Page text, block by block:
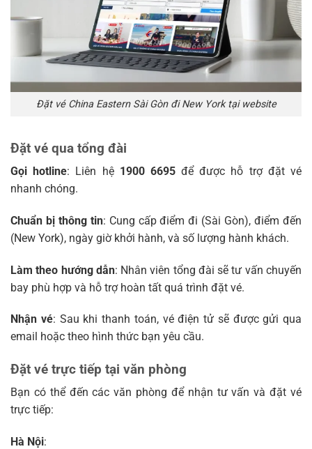
Đặt vé China Eastern Sài Gòn đi New York tại website
Đặt vé qua tổng đài
Gọi hotline: Liên hệ 1900 6695để được hỗ trợ đặt vé
nhanh chóng.
Chuẩn bị thông tin: Cung cấp điểm đi (Sài Gòn), điểm đến
(New York), ngày giờ khởi hành, và số lượng hành khách.
Làm theo hướng dẫn: Nhân viên tổng đài sẽ tư vấn chuyến
bay phù hợp và hỗ trợ hoàn tất quá trình đặt vé.
Nhận vé: Sau khi thanh toán, vé điện tử sẽ được gửi qua
email hoặc theo hình thức bạn yêu cầu.
Đặt vé trực tiếp tại văn phòng
Bạn có thể đến các văn phòng để nhận tư vấn và đặt vé
trực tiếp:
Hà Nội: